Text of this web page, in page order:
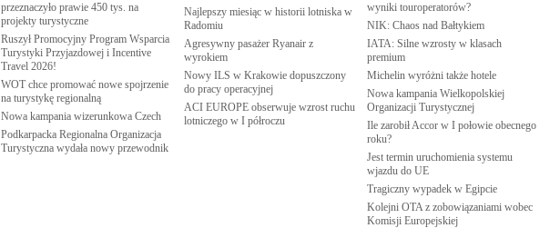
przeznaczyło prawie 450 tys. na
projekty turystyczne
Ruszył Promocyjny Program Wsparcia
Turystyki Przyjazdowej i Incentive
Travel 2026!
WOT chce promować nowe spojrzenie
na turystykę regionalną
Nowa kampania wizerunkowa Czech
Podkarpacka Regionalna Organizacja
Turystyczna wydała nowy przewodnik
Najlepszy miesiąc w historii lotniska w
Radomiu
Agresywny pasażer Ryanair z
wyrokiem
Nowy ILS w Krakowie dopuszczony
do pracy operacyjnej
ACI EUROPE obserwuje wzrost ruchu
lotniczego w I półroczu
wyniki touroperatorów?
NIK: Chaos nad Bałtykiem
IATA: Silne wzrosty w klasach
premium
Michelin wyróżni także hotele
Nowa kampania Wielkopolskiej
Organizacji Turystycznej
Ile zarobił Accor w I połowie obecnego
roku?
Jest termin uruchomienia systemu
wjazdu do UE
Tragiczny wypadek w Egipcie
Kolejni OTA z zobowiązaniami wobec
Komisji Europejskiej